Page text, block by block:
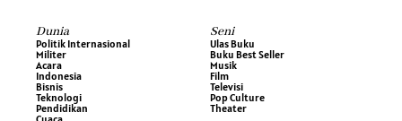
Dunia
Politik Internasional
Militer
Acara
Indonesia
Bisnis
Teknologi
Pendidikan
Seni
Ulas Buku
Buku Best Seller
Musik
Film
Televisi
Pop Culture
Theater